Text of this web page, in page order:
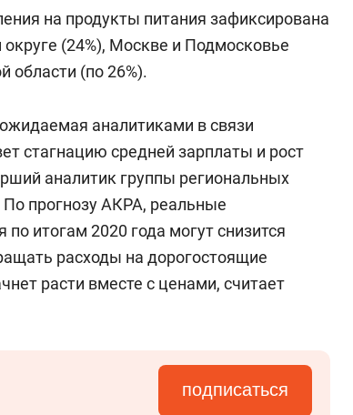
на продукты питания зафиксирована
(24%), Москве и Подмосковье
области (по 26%).
аналитиками в связи
стагнацию средней зарплаты и рост
аналитик группы региональных
По прогнозу АКРА, реальные
итогам 2020 года могут снизится
расходы на дорогостоящие
расти вместе с ценами, считает
подписаться